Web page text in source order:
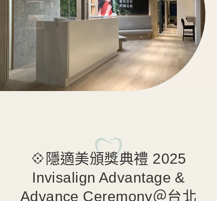
💠隱適美頒獎典禮 2025
Invisalign Advantage &
Advance Ceremony＠台北